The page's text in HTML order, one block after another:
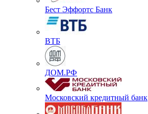
Бест Эффортс Банк
ВТБ
ДОМ.РФ
Московский кредитный банк